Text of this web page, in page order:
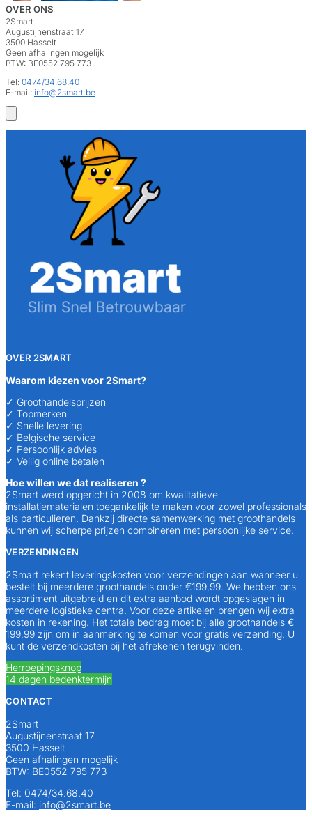
OVER ONS
2Smart
Augustijnenstraat 17
3500 Hasselt
Geen afhalingen mogelijk
BTW: BE0552 795 773
Tel: 0474/34.68.40
E-mail: info@2smart.be
OVER 2SMART
Waarom kiezen voor 2Smart?
✓ Groothandelsprijzen
✓ Topmerken
✓ Snelle levering
✓ Belgische service
✓ Persoonlijk advies
✓ Veilig online betalen
Hoe willen we dat realiseren ?
2Smart werd opgericht in 2008 om kwalitatieve
installatiematerialen toegankelijk te maken voor zowel professionals
als particulieren. Dankzij directe samenwerking met groothandels
kunnen wij scherpe prijzen combineren met persoonlijke service.
VERZENDINGEN
2Smart rekent leveringskosten voor verzendingen aan wanneer u
bestelt bij meerdere groothandels onder €199,99. We hebben ons
assortiment uitgebreid en dit extra aanbod wordt opgeslagen in
meerdere logistieke centra. Voor deze artikelen brengen wij extra
kosten in rekening. Het totale bedrag moet bij alle groothandels €
199,99 zijn om in aanmerking te komen voor gratis verzending. U
kunt de verzendkosten bij het afrekenen terugvinden.
Herroepingsknop
14 dagen bedenktermijn
CONTACT
2Smart
Augustijnenstraat 17
3500 Hasselt
Geen afhalingen mogelijk
BTW: BE0552 795 773
Tel: 0474/34.68.40
E-mail: info@2smart.be